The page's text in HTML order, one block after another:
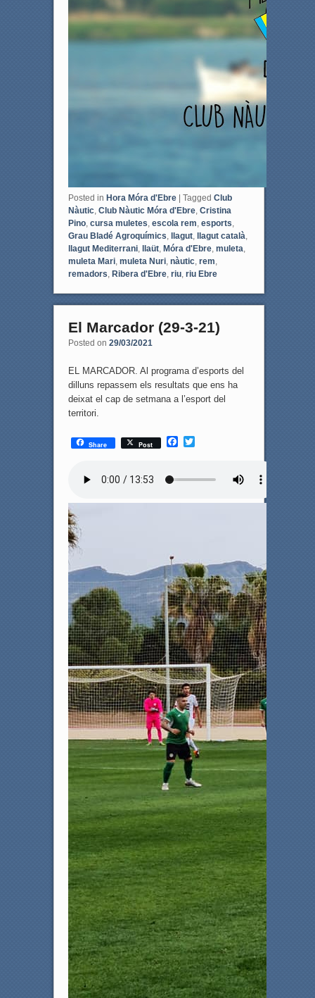
Posted in Hora Móra d'Ebre Tagged Club
Nàutic, Club Nàutic Móra d'Ebre, Cristina
Pino, cursa muletes, escola rem, esports,
Grau Bladé Agroquímics, llagut, llagut català,
llagut Mediterrani, llaüt, Móra d'Ebre, muleta,
muleta Mari, muleta Nuri, nàutic, rem,
remadors, Ribera d'Ebre, riu, riu Ebre
El Marcador (29-3-21)
Posted on 29/03/2021
EL MARCADOR. Al programa d’esports del
dilluns repassem els resultats que ens ha
deixat el cap de setmana a l’esport del
territori.
Share Post
F
T